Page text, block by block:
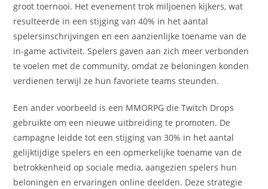
groot toernooi. Het evenement trok miljoenen kijkers, wat
resulteerde in een stijging van 40% in het aantal
spelersinschrijvingen en een aanzienlijke toename van de
in-game activiteit. Spelers gaven aan zich meer verbonden
te voelen met de community, omdat ze beloningen konden
verdienen terwijl ze hun favoriete teams steunden.
Een ander voorbeeld is een MMORPG die Twitch Drops
gebruikte om een nieuwe uitbreiding te promoten. De
campagne leidde tot een stijging van 30% in het aantal
gelijktijdige spelers en een opmerkelijke toename van de
betrokkenheid op sociale media, aangezien spelers hun
beloningen en ervaringen online deelden. Deze strategie